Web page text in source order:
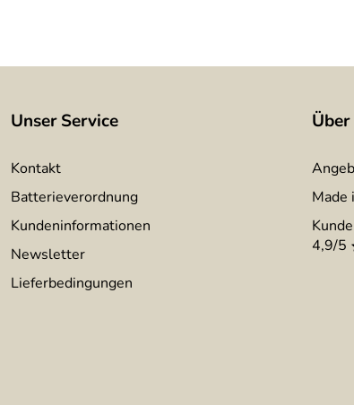
Unser Service
Kontakt
Batterieverordnung
Kundeninformationen
Newsletter
Lieferbedingungen
Made
4,9/5